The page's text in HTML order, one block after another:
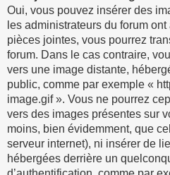
Oui, vous pouvez insérer des
les administrateurs du forum
pièces jointes, vous pourrez
forum. Dans le cas contraire,
vers une image distante,
public, comme par exemple «
image.gif ». Vous ne pourrez
vers des images présentes sur
moins, bien évidemment, que
serveur internet), ni insérer de
hébergées derrière un